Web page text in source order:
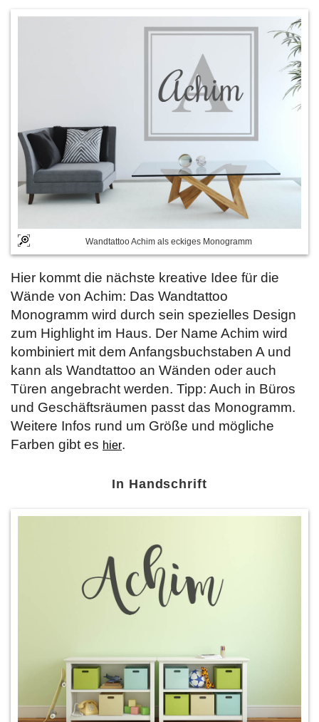
Wandtattoo Achim als eckiges Monogramm
Hier kommt die nächste kreative Idee für die
Wände von Achim: Das Wandtattoo
Monogramm wird durch sein spezielles Design
zum Highlight im Haus. Der Name Achim wird
kombiniert mit dem Anfangsbuchstaben A und
kann als Wandtattoo an Wänden oder auch
Türen angebracht werden. Tipp: Auch in Büros
und Geschäftsräumen passt das Monogramm.
Weitere Infos rund um Größe und mögliche
Farben gibt es hier.
In Handschrift